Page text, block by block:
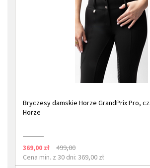
Bryczesy damskie Horze GrandPrix Pro,
Horze
369,00 zł
499,00
Cena min. z 30 dni: 369,00 zł